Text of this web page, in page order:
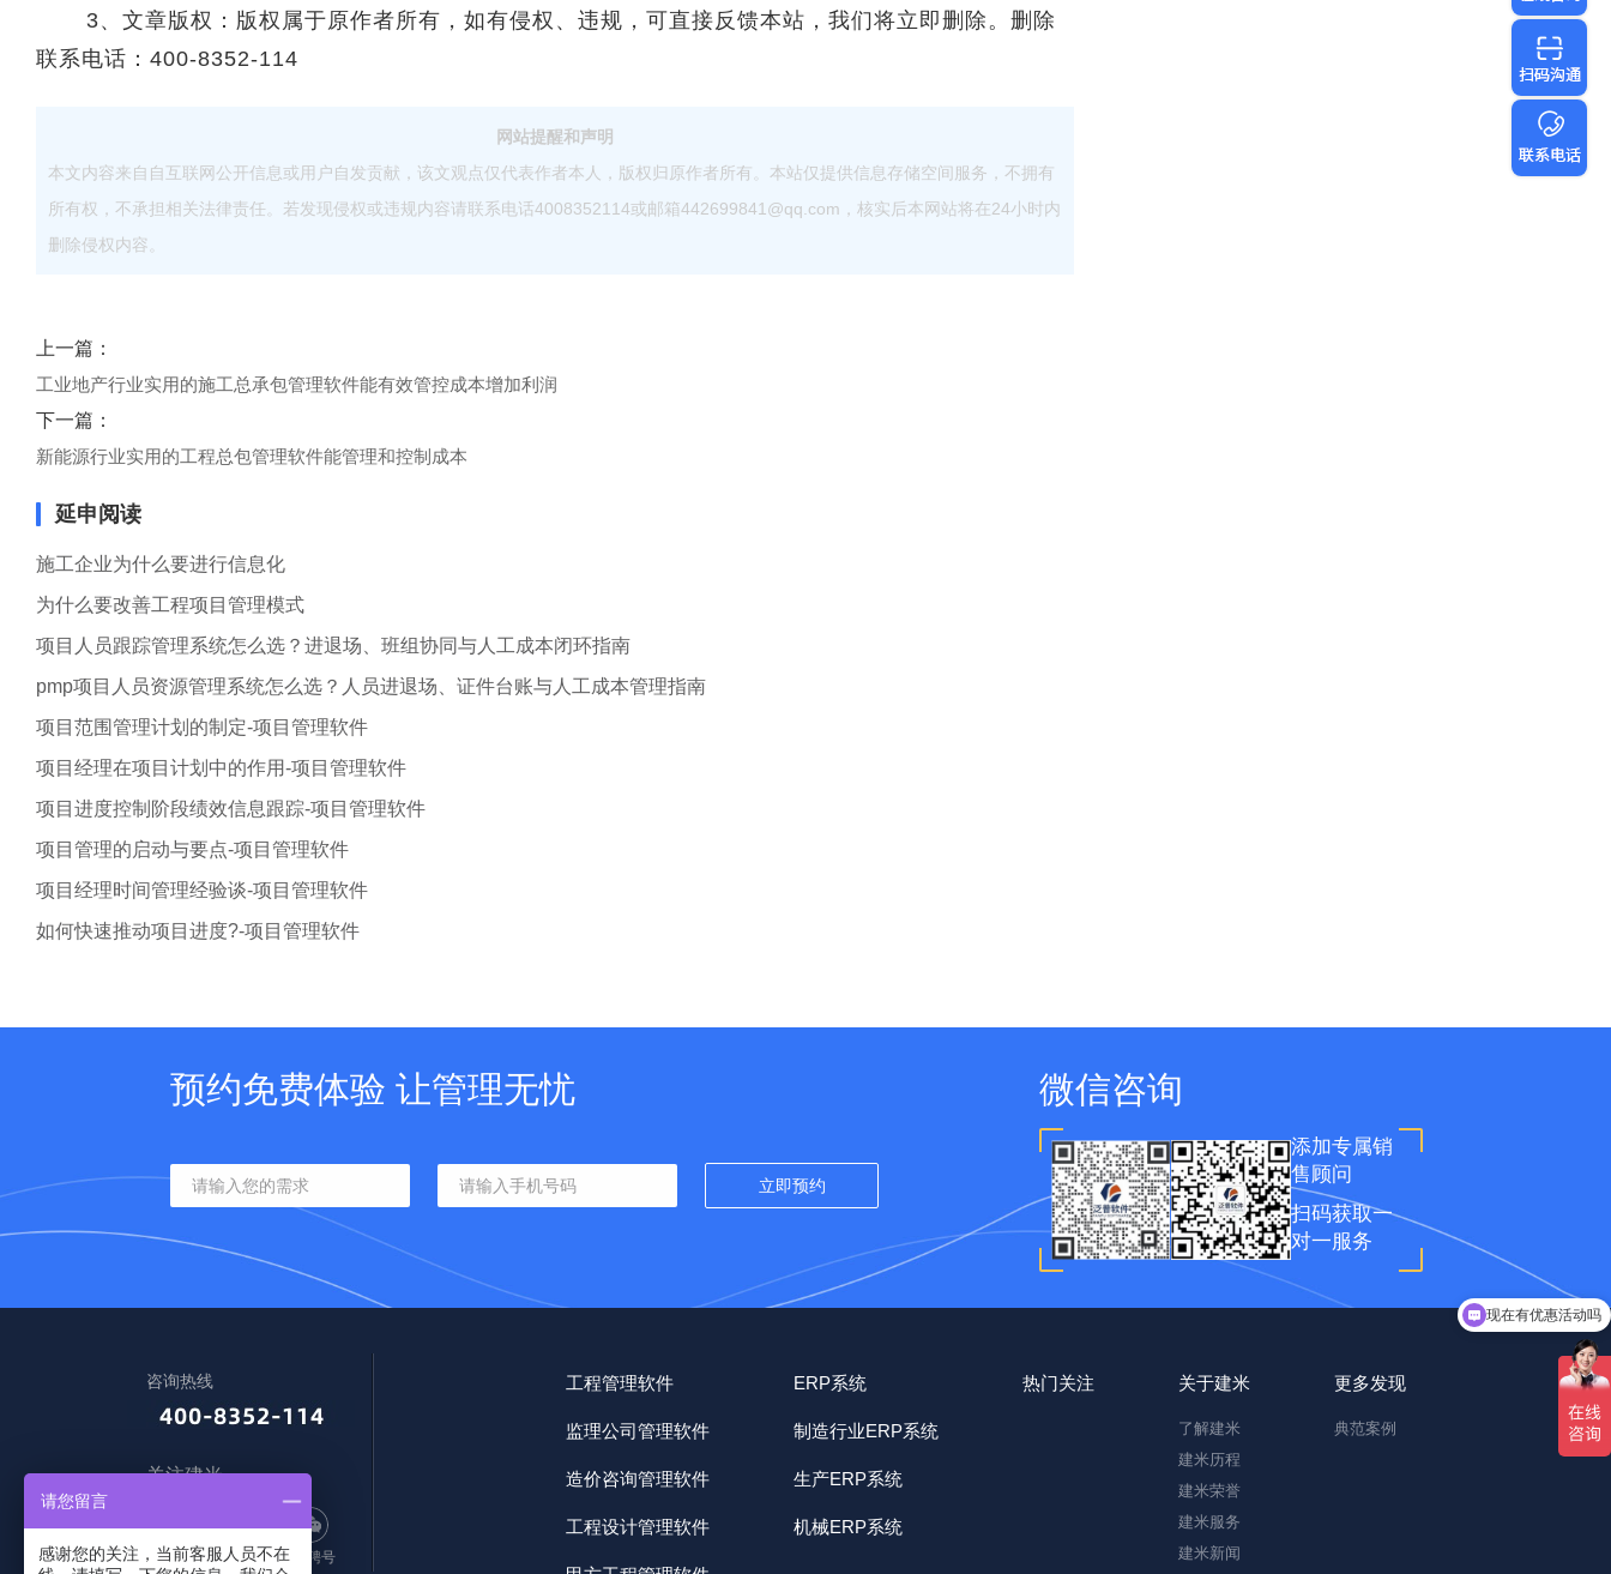
3、文章版权：版权属于原作者所有，如有侵权、违规，可直接反馈本站，我们将立即删除。删除
联系电话：400-8352-114
网站提醒和声明
本文内容来自自互联网公开信息或用户自发贡献，该文观点仅代表作者本人，版权归原作者所有。本站仅提供信息存储空间服务，不拥有
所有权，不承担相关法律责任。若发现侵权或违规内容请联系电话4008352114或邮箱442699841@qq.com，核实后本网站将在24小时内
删除侵权内容。
上一篇：
工业地产行业实用的施工总承包管理软件能有效管控成本增加利润
下一篇：
新能源行业实用的工程总包管理软件能管理和控制成本
延申阅读
施工企业为什么要进行信息化
为什么要改善工程项目管理模式
项目人员跟踪管理系统怎么选？进退场、班组协同与人工成本闭环指南
pmp项目人员资源管理系统怎么选？人员进退场、证件台账与人工成本管理指南
项目范围管理计划的制定-项目管理软件
项目经理在项目计划中的作用-项目管理软件
项目进度控制阶段绩效信息跟踪-项目管理软件
项目管理的启动与要点-项目管理软件
项目经理时间管理经验谈-项目管理软件
如何快速推动项目进度?-项目管理软件
预约免费体验 让管理无忧 微信咨询
添加专属销
售顾问
扫码获取一
对一服务
咨询热线
关注建米
订阅号 服务号 招聘号
工程管理软件
监理公司管理软件
造价咨询管理软件
工程设计管理软件
ERP系统
制造行业ERP系统
生产ERP系统
机械ERP系统
热门关注 关于建米
了解建米
建米历程
建米荣誉
建米服务
建米新闻
更多发现
典范案例
现在有优惠活动吗
请您留言
感谢您的关注，当前客服人员不在